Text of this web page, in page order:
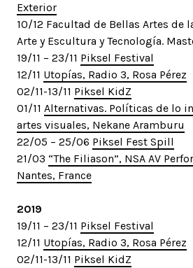
Exterior
10/12 Facultad de Bellas Artes de
Arte y Escultura y Tecnología.
19/11 – 23/11 Piksel Festival
12/11 Utopías, Radio 3, Rosa Pérez
02/11-13/11 Piksel KidZ
01/11 Alternativas. Políticas de lo
artes visuales, Nekane Aramburu
22/05 – 25/06 Piksel Fest Spill
21/03 “The Filiason”, NSA AV
Nantes, France
2019
19/11 – 23/11 Piksel Festival
12/11 Utopías, Radio 3, Rosa Pérez
02/11-13/11 Piksel KidZ